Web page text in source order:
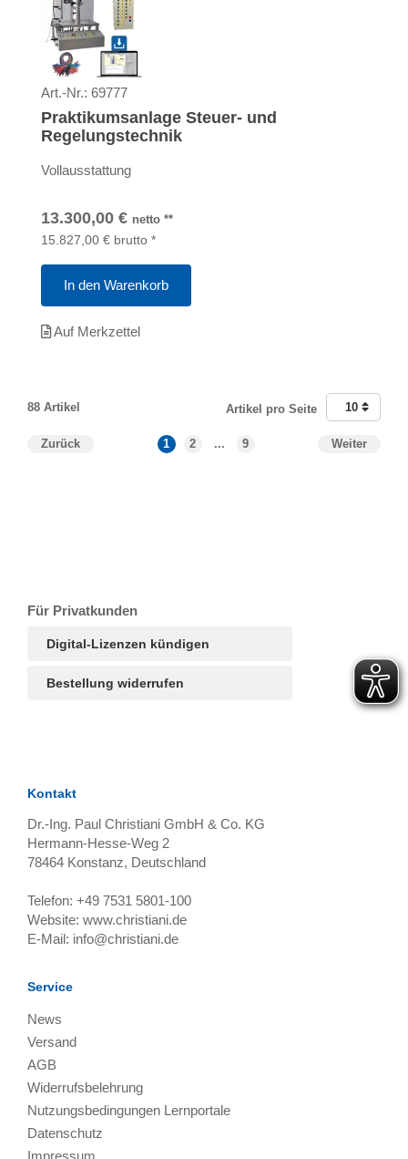
Für Privatkunden
Digital-Lizenzen kündigen
Bestellung widerrufen
Art.-Nr.: 69777
Praktikumsanlage Steuer- und
Regelungstechnik
Vollausstattung
13.300,00 € netto **
15.827,00 € brutto *
In den Warenkorb
Auf Merkzettel
88 Artikel
Zurück 1 2 ... 9 Weiter
Artikel pro Seite 10
Kontakt
Dr.-Ing. Paul Christiani GmbH & Co. KG
Hermann-Hesse-Weg 2
78464 Konstanz, Deutschland
Telefon: +49 7531 5801-100
Website: www.christiani.de
E-Mail: info@christiani.de
Service
News
Versand
AGB
Widerrufsbelehrung
Nutzungsbedingungen Lernportale
Datenschutz